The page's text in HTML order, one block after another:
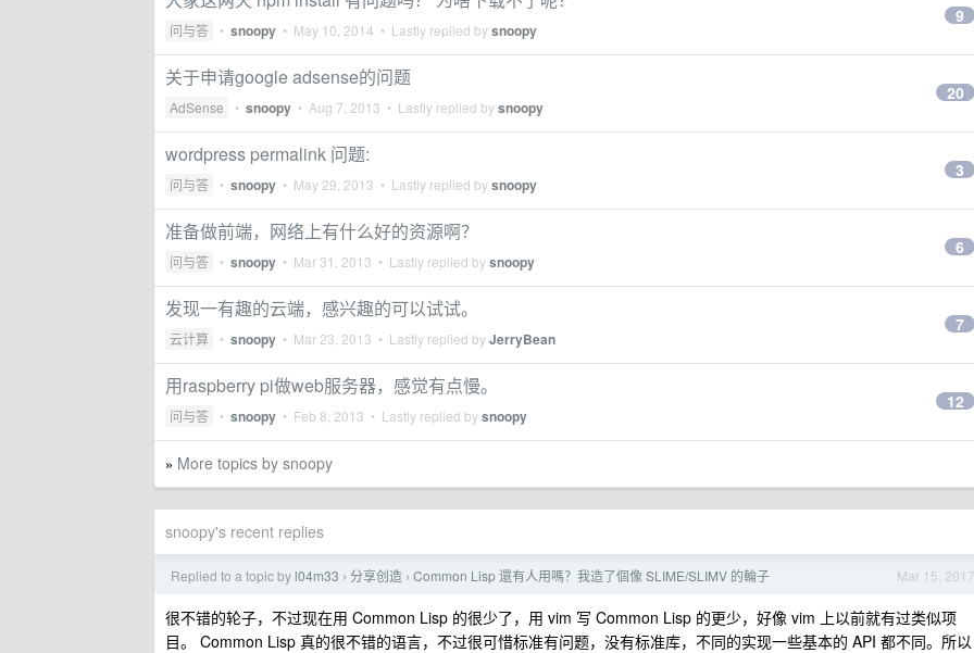
问与答 • snoopy • May 10, 2014 • Lastly replied bysnoopy
9
关于申请google adsense的问题
AdSense • snoopy • Aug 7, 2013 • Lastly replied bysnoopy
20
wordpress permalink 问题:
问与答 • snoopy • May 29, 2013 • Lastly replied bysnoopy
3
准备做前端，网络上有什么好的资源啊？
问与答 • snoopy • Mar 31, 2013 • Lastly replied bysnoopy
6
发现一有趣的云端，感兴趣的可以试试。
云计算 • snoopy • Mar 23, 2013 • Lastly replied byJerryBean
7
用raspberry pi做web服务器，感觉有点慢。
问与答 • snoopy • Feb 8, 2013 • Lastly replied bysnoopy
12
» More topics by snoopy
snoopy's recent replies
Mar 15, 2017
Replied to a topic by l04m33 › 分享创造 › Common Lisp 還有人用嗎？我造了個像 SLIME/SLIMV 的輪子
很不错的轮子，不过现在用 Common Lisp 的很少了，用 vim 写 Common Lisp 的更少，好像 vim 上以前就有过类似项
目。 Common Lisp 真的很不错的语言，不过很可惜标准有问题，没有标准库，不同的实现一些基本的 API 都不同。所以